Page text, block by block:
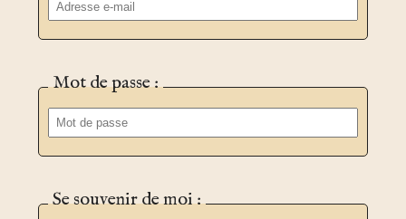
Mot de passe :
Se souvenir de moi :